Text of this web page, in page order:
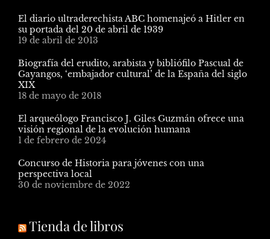
El diario ultraderechista ABC homenajeó a Hitler en
su portada del 20 de abril de 1939
19 de abril de 2013
Biografía del erudito, arabista y bibliófilo Pascual de
Gayangos, ‘embajador cultural’ de la España del siglo
XIX
18 de mayo de 2018
El arqueólogo Francisco J. Giles Guzmán ofrece una
visión regional de la evolución humana
1 de febrero de 2024
Concurso de Historia para jóvenes con una
perspectiva local
30 de noviembre de 2022
Tienda de libros